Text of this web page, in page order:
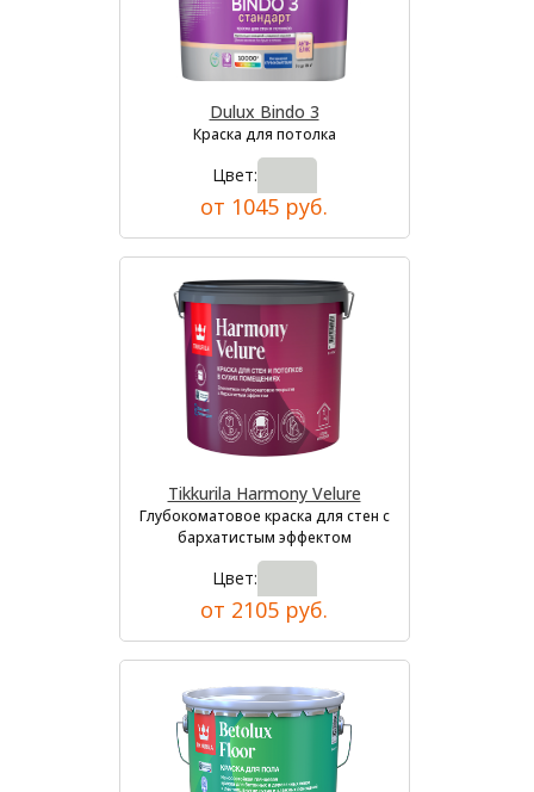
Dulux Bindo 3
Краска для потолка
Цвет:
от 1045 руб.
Tikkurila Harmony Velure
Глубокоматовое краска для стен с
бархатистым эффектом
Цвет:
от 2105 руб.